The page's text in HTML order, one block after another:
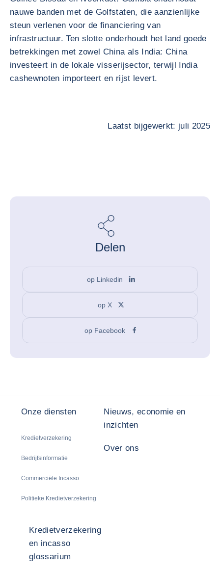
nauwe banden met de Golfstaten, die aanzienlijke
steun verlenen voor de financiering van
infrastructuur. Ten slotte onderhoudt het land goede
betrekkingen met zowel China als India: China
investeert in de lokale visserijsector, terwijl India
cashewnoten importeert en rijst levert.
Laatst bijgewerkt: juli 2025
Delen
op Linkedin
op X
op Facebook
Onze diensten
Kredietverzekering
Bedrijfsinformatie
Commerciële Incasso
Politieke Kredietverzekering
Nieuws, economie en
inzichten
Over ons
Kredietverzekering
en incasso
glossarium